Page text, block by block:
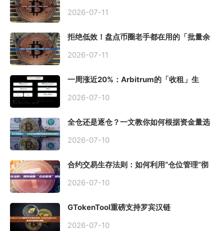
2026-07-11
拒绝低效！盘点币圈老手都在用的「批量余
2026-07-11
一周涨近20%：Arbitrum的「收租」生
2026-07-10
全仓还是逐仓？一文教你如何根据资金量选
2026-07-10
合约交易生存法则：如何利用“仓位管理”彻
2026-07-10
GTokenTool重磅支持罗宾汉链
2026-07-10